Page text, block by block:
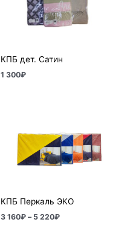
КПБ дет. Сатин
1 300₽
КПБ Перкаль ЭКО
3 160₽ – 5 220₽
160₽
–
5
220₽